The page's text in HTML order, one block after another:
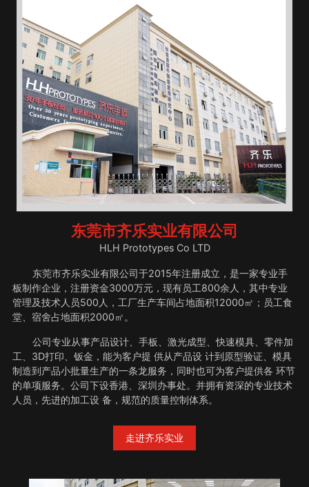
东莞市齐乐实业有限公司
HLH Prototypes Co LTD
东莞市齐乐实业有限公司于2015年注册成立，是一家专业手
板制作企业，注册资金3000万元，现有员工800余人，其中专业
管理及技术人员500人，工厂生产车间占地面积12000㎡；员工食
堂、宿舍占地面积2000㎡。
公司专业从事产品设计、手板、激光成型、快速模具、零件加
工、3D打印、钣金，能为客户提 供从产品设 计到原型验证、模具
制造到产品小批量生产的一条龙服务，同时也可为客户提供各 环节
的单项服务。公司下设香港、深圳办事处。并拥有资深的专业技术
人员，先进的加工设 备，规范的质量控制体系。
走进齐乐实业